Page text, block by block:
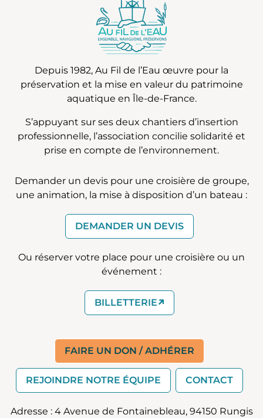
Depuis 1982, Au Fil de l’Eau œuvre pour la
préservation et la mise en valeur du patrimoine
aquatique en Île-de-France.
S’appuyant sur ses deux chantiers d’insertion
professionnelle, l’association concilie solidarité et
prise en compte de l’environnement.
Demander un devis pour une croisière de groupe,
une animation, la mise à disposition d’un bateau :
DEMANDER UN DEVIS
Ou réserver votre place pour une croisière ou un
événement :
BILLETTERIE(EXTERNE)
FAIRE UN DON / ADHÉRER
REJOINDRE NOTRE ÉQUIPE CONTACT
Adresse : 4 Avenue de Fontainebleau, 94150 Rungis